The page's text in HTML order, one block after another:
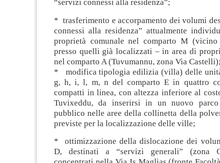
“servizi connessi alla residenza”;
* trasferimento e accorpamento dei volumi
connessi alla residenza” attualmente
proprietà comunale nel comparto M (vicino
presso quelli già localizzati – in area di
nel comparto A (Tuvumannu, zona Via
* modifica tipologia edilizia (villa) delle
g, h, i, l, m, n del comparto E in quattro
compatti in linea, con altezza inferiore al
Tuvixeddu, da inserirsi in un nuovo
pubblico nelle aree della collinetta della
previste per la localizzazione delle ville;
* ottimizzazione della dislocazione dei
D, destinati a “servizi generali” (zona